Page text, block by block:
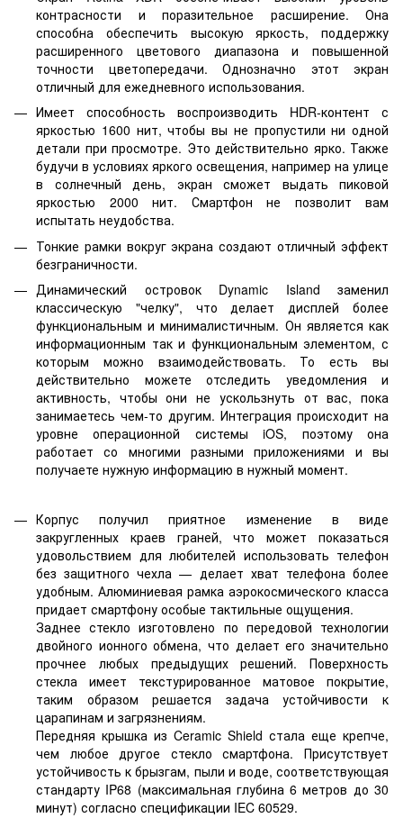
контрасности и поразительное расширение. Она
способна обеспечить высокую яркость, поддержку
расширенного цветового диапазона и повышенной
точности цветопередачи. Однозначно этот экран
отличный для ежедневного использования.
Имеет способность воспроизводить HDR-контент с
яркостью 1600 нит, чтобы вы не пропустили ни одной
детали при просмотре. Это действительно ярко. Также
будучи в условиях яркого освещения, например на улице
в солнечный день, экран сможет выдать пиковой
яркостью 2000 нит. Смартфон не позволит вам
испытать неудобства.
Тонкие рамки вокруг экрана создают отличный эффект
безграничности.
Динамический островок Dynamic Island заменил
классическую "челку", что делает дисплей более
функциональным и минималистичным. Он является как
информационным так и функциональным элементом, с
которым можно взаимодействовать. То есть вы
действительно можете отследить уведомления и
активность, чтобы они не ускользнуть от вас, пока
занимаетесь чем-то другим. Интеграция происходит на
уровне операционной системы iOS, поэтому она
работает со многими разными приложениями и вы
получаете нужную информацию в нужный момент.
Корпус получил приятное изменение в виде
закругленных краев граней, что может показаться
удовольствием для любителей использовать телефон
без защитного чехла — делает хват телефона более
удобным. Алюминиевая рамка аэрокосмического класса
придает смартфону особые тактильные ощущения.
Заднее стекло изготовлено по передовой технологии
двойного ионного обмена, что делает его значительно
прочнее любых предыдущих решений. Поверхность
стекла имеет текстурированное матовое покрытие,
таким образом решается задача устойчивости к
царапинам и загрязнениям.
Передняя крышка из Ceramic Shield стала еще крепче,
чем любое другое стекло смартфона. Присутствует
устойчивость к брызгам, пыли и воде, соответствующая
стандарту IP68 (максимальная глубина 6 метров до 30
минут) согласно спецификации IEC 60529.